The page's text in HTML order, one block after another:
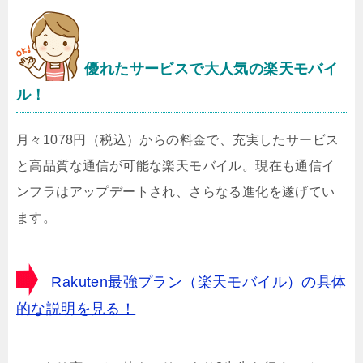
優れたサービスで大人気の楽天モバイ
ル！
月々1078円（税込）からの料金で、充実したサービス
と高品質な通信が可能な楽天モバイル。現在も通信イ
ンフラはアップデートされ、さらなる進化を遂げてい
ます。
Rakuten最強プラン（楽天モバイル）の具体
的な説明を見る！